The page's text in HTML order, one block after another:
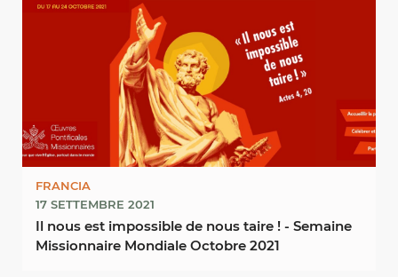
FRANCIA
17 SETTEMBRE 2021
Il nous est impossible de nous taire ! - Semaine
Missionnaire Mondiale Octobre 2021